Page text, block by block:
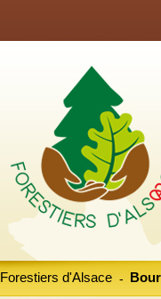
Forestiers d'Alsace -